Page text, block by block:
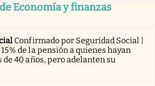
Economía y finanzas
Confirmado por Seguridad Social |
de la pensión a quienes hayan
de 40 años, pero adelanten su